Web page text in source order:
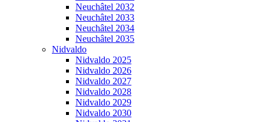
Neuchâtel 2032
Neuchâtel 2033
Neuchâtel 2034
Neuchâtel 2035
Nidvaldo
Nidvaldo 2025
Nidvaldo 2026
Nidvaldo 2027
Nidvaldo 2028
Nidvaldo 2029
Nidvaldo 2030